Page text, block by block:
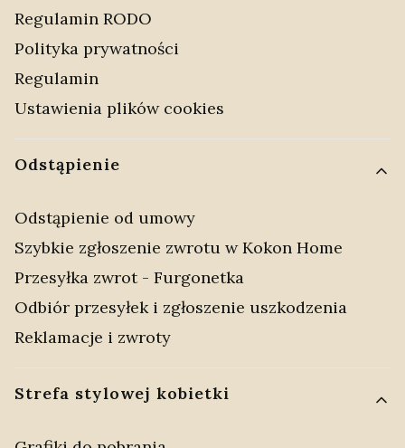
Regulamin RODO
Polityka prywatności
Regulamin
Ustawienia plików cookies
Odstąpienie
Odstąpienie od umowy
Szybkie zgłoszenie zwrotu w Kokon Home
Przesyłka zwrot - Furgonetka
Odbiór przesyłek i zgłoszenie uszkodzenia
Reklamacje i zwroty
Strefa stylowej kobietki